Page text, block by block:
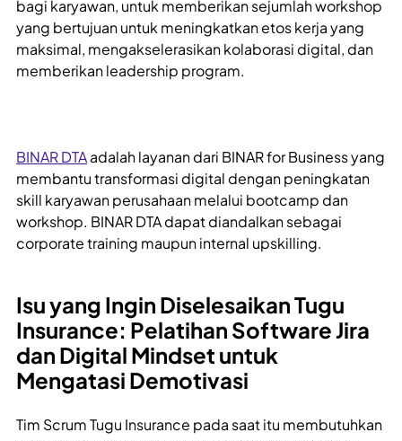
bagi karyawan, untuk memberikan sejumlah workshop
yang bertujuan untuk meningkatkan etos kerja yang
maksimal, mengakselerasikan kolaborasi digital, dan
memberikan leadership program.
BINAR DTAadalah layanan dari BINAR for Business yang
membantu transformasi digital dengan peningkatan
skill karyawan perusahaan melalui bootcamp dan
workshop. BINAR DTA dapat diandalkan sebagai
corporate training maupun internal upskilling.
Isu yang Ingin Diselesaikan Tugu
Insurance: Pelatihan Software Jira
dan Digital Mindset untuk
Mengatasi Demotivasi
Tim Scrum Tugu Insurance pada saat itu membutuhkan